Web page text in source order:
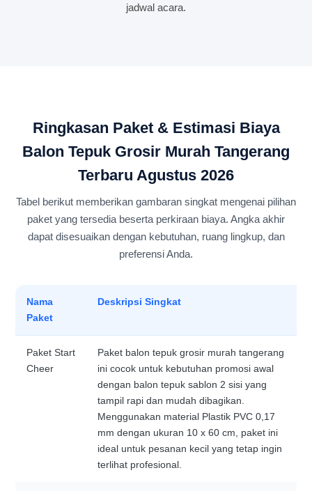
jadwal acara.
Ringkasan Paket & Estimasi Biaya
Balon Tepuk Grosir Murah Tangerang
Terbaru Agustus 2026
Tabel berikut memberikan gambaran singkat mengenai pilihan
paket yang tersedia beserta perkiraan biaya. Angka akhir
dapat disesuaikan dengan kebutuhan, ruang lingkup, dan
preferensi Anda.
Nama
Paket
Deskripsi Singkat
Paket Start
Cheer
Paket balon tepuk grosir murah tangerang
ini cocok untuk kebutuhan promosi awal
dengan balon tepuk sablon 2 sisi yang
tampil rapi dan mudah dibagikan.
Menggunakan material Plastik PVC 0,17
mm dengan ukuran 10 x 60 cm, paket ini
ideal untuk pesanan kecil yang tetap ingin
terlihat profesional.